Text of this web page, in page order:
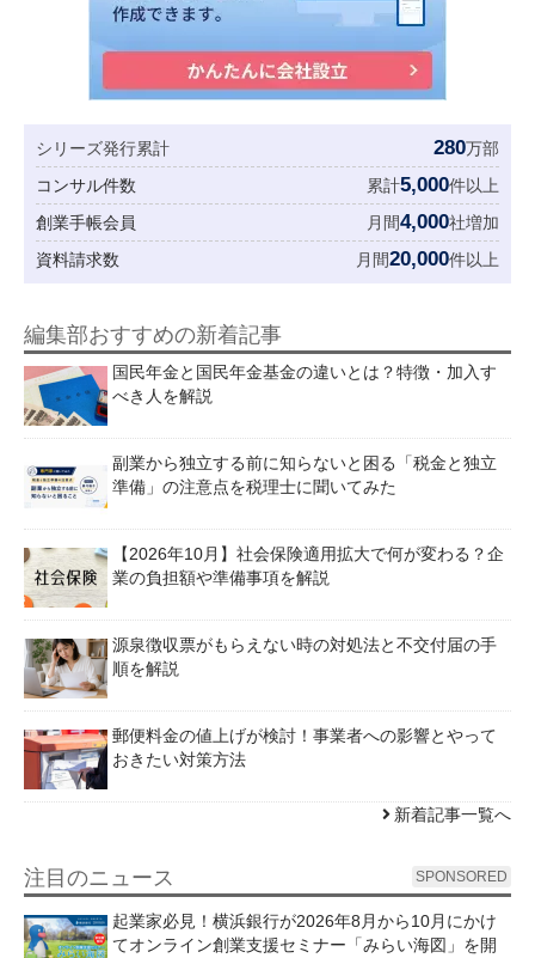
シリーズ発行累計 280万部
コンサル件数
累計5,000件以上
創業手帳会員
月間4,000社増加
資料請求数
月間20,000件以上
編集部おすすめの新着記事
国民年金と国民年金基金の違いとは？特徴・加入す
べき人を解説
副業から独立する前に知らないと困る「税金と独立
準備」の注意点を税理士に聞いてみた
【2026年10月】社会保険適用拡大で何が変わる？企
業の負担額や準備事項を解説
源泉徴収票がもらえない時の対処法と不交付届の手
順を解説
郵便料金の値上げが検討！事業者への影響とやって
おきたい対策方法
新着記事一覧へ
注目のニュース SPONSORED
起業家必見！横浜銀行が2026年8月から10月にかけ
てオンライン創業支援セミナー「みらい海図」を開